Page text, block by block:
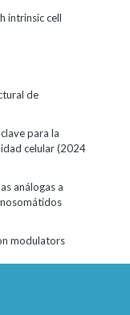
intrinsic cell
de
para la
celular(2024
análogas a
modulators